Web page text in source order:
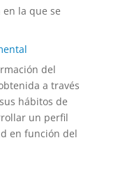
la que se
del
a través
hábitos de
un perfil
en función del